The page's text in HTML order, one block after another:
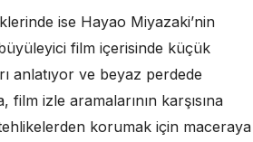
ise Hayao Miyazaki’nin
film içerisinde küçük
anlatıyor ve beyaz perdede
izle aramalarının karşısına
korumak için maceraya